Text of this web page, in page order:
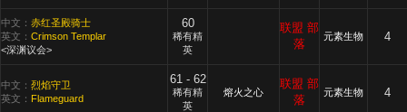
中文： 赤红圣殿骑士
英文： Crimson Templar
<深渊议会>
60
稀有精
英
联盟 部
落
元素生物 4
中文： 烈焰守卫
英文： Flameguard
61 - 62
稀有精
英
熔火之心
联盟 部
落
元素生物 4